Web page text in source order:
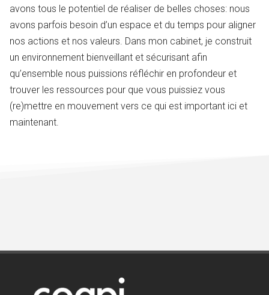
avons tous le potentiel de réaliser de belles choses: nous
avons parfois besoin d’un espace et du temps pour aligner
nos actions et nos valeurs. Dans mon cabinet, je construit
un environnement bienveillant et sécurisant afin
qu’ensemble nous puissions réfléchir en profondeur et
trouver les ressources pour que vous puissiez vous
(re)mettre en mouvement vers ce qui est important ici et
maintenant.